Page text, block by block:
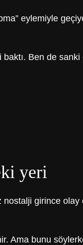
eylemiyle
Ben de
yeri
nostalji girince
Ama bunu